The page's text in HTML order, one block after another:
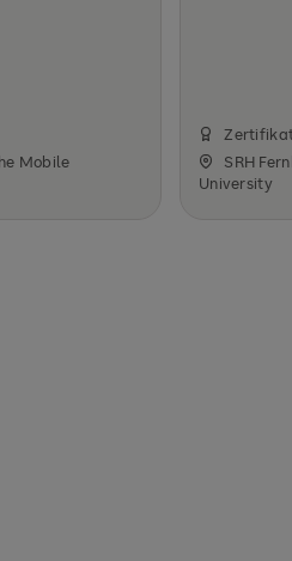
Mobile
SRH
University